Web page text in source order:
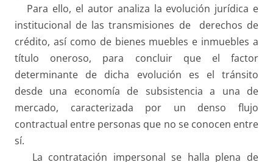
Para ello, el autor analiza la evolución jurídica e
institucional de las transmisiones de derechos de
crédito, así como de bienes muebles e inmuebles a
título oneroso, para concluir que el factor
determinante de dicha evolución es el tránsito
desde una economía de subsistencia a una de
mercado, caracterizada por un denso flujo
contractual entre personas que no se conocen entre
sí.
La contratación impersonal se halla plena de